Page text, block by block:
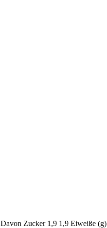
Davon Zucker 1,9 1,9 Eiweiße (g)